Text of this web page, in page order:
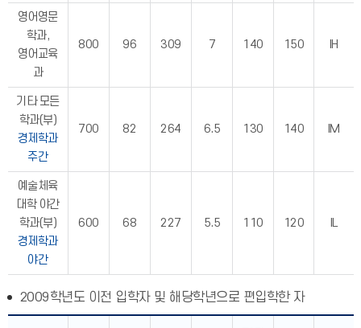
영어영문
학과,
영어교육
과
800 96 309 7 140 150 IH
기타 모든
학과(부)
경제학과
주간
700 82 264 6.5 130 140 IM
예술체육
대학 야간
학과(부)
경제학과
야간
600 68 227 5.5 110 120 IL
2009학년도 이전 입학자 및 해당학년으로 편입학한 자